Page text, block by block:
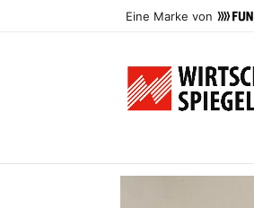
Eine Marke von